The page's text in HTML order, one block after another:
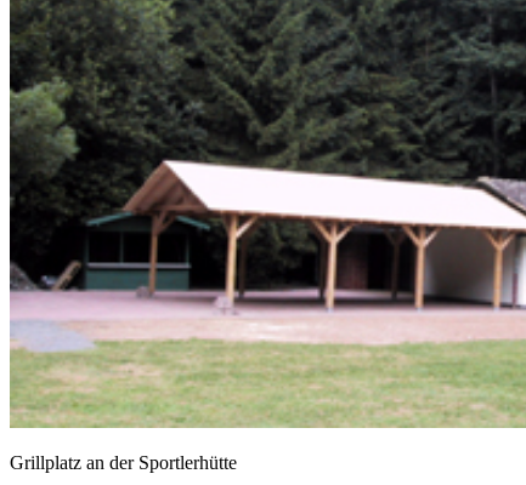
Grillplatz an der Sportlerhütte